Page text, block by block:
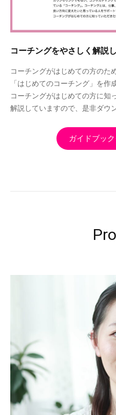
コーチングをやさしく解説
コーチングがはじめての方のた
「はじめてのコーチング」を作
コーチングがはじめての方に知
解説していますので、是非ダウ
ガイドブッ